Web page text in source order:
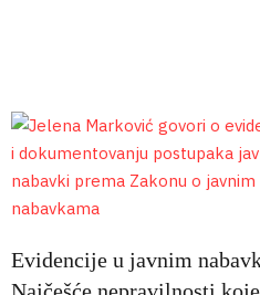
Evidencije u javnim